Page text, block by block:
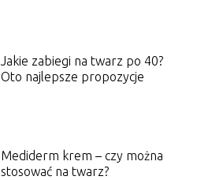
Jakie zabiegi na twarz po 40?
Oto najlepsze propozycje
Mediderm krem – czy można
stosować na twarz?